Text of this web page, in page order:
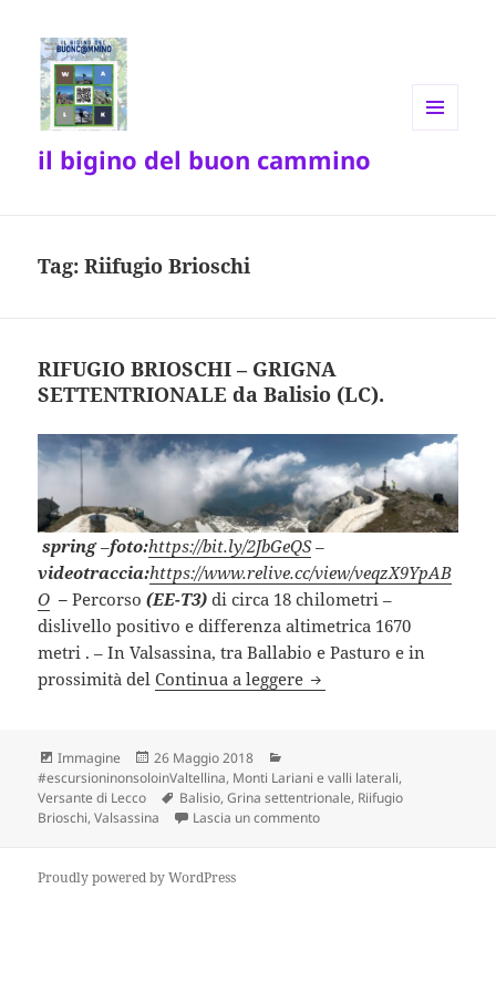
il bigino del buon cammino
Tag:Riifugio Brioschi
RIFUGIO BRIOSCHI – GRIGNA
SETTENTRIONALE da Balisio (LC).
spring–foto:https://bit.ly/2JbGeQS –
videotraccia:https://www.relive.cc/view/veqzX9YpAB
O – Percorso(EE-T3) di circa 18 chilometri –
dislivello positivo e differenza altimetrica 1670
metri . – In Valsassina, tra Ballabio e Pasturo e in
prossimità delContinua a leggere RIFUGIO BRIOSCHI –
Formato
Immagine
Scritto
il
26 Maggio 2018
#escursioninonsoloinValtellina, Monti Lariani e valli laterali,
Versante di Lecco
Tag
Balisio,Grina settentrionale, Riifugio
Brioschi,Valsassina Lascia un commentosu RIFUGIO BRIOSCHI –
Proudly powered by WordPress